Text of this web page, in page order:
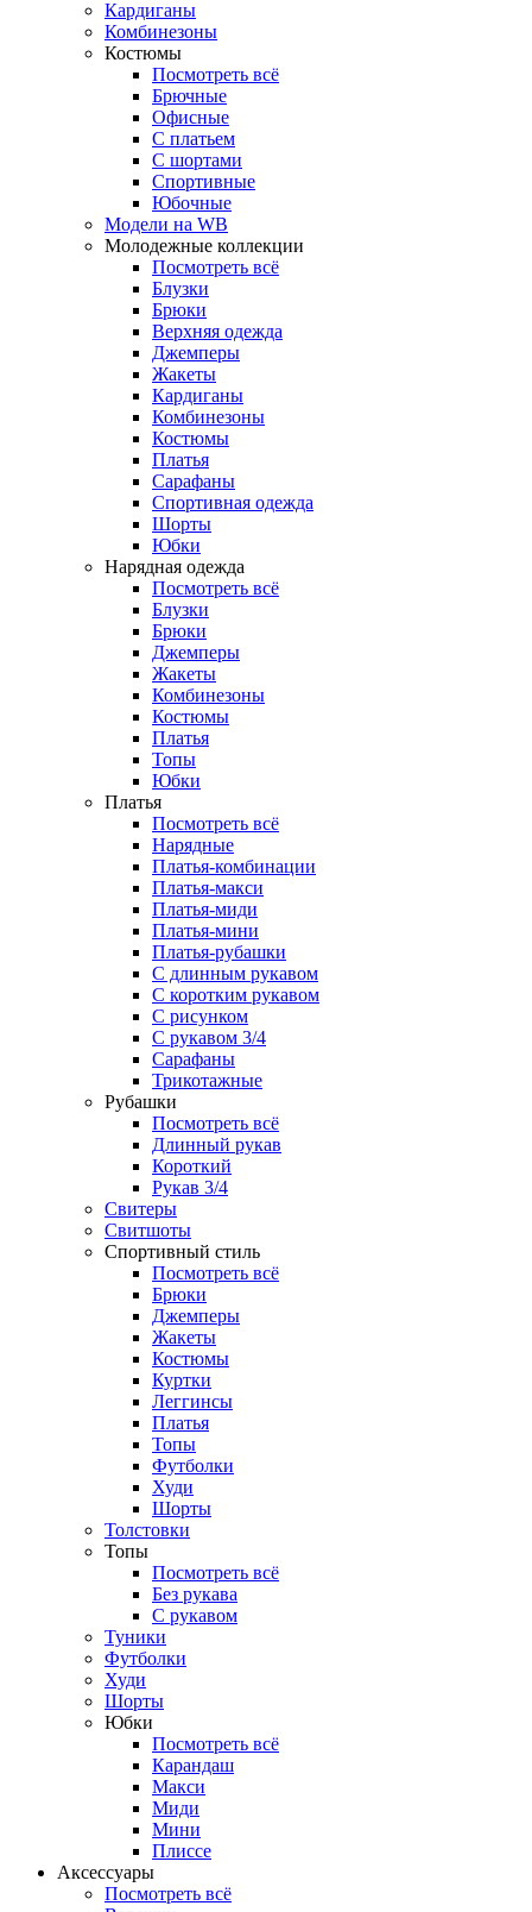
Кардиганы
Комбинезоны
Костюмы
Посмотреть всё
Брючные
Офисные
С платьем
С шортами
Спортивные
Юбочные
Модели на WB
Молодежные коллекции
Посмотреть всё
Блузки
Брюки
Верхняя одежда
Джемперы
Жакеты
Кардиганы
Комбинезоны
Костюмы
Платья
Сарафаны
Спортивная одежда
Шорты
Юбки
Нарядная одежда
Посмотреть всё
Блузки
Брюки
Джемперы
Жакеты
Комбинезоны
Костюмы
Платья
Топы
Юбки
Платья
Посмотреть всё
Нарядные
Платья-комбинации
Платья-макси
Платья-миди
Платья-мини
Платья-рубашки
С длинным рукавом
С коротким рукавом
С рисунком
С рукавом 3/4
Сарафаны
Трикотажные
Рубашки
Посмотреть всё
Длинный рукав
Короткий
Рукав 3/4
Свитеры
Свитшоты
Спортивный стиль
Посмотреть всё
Брюки
Джемперы
Жакеты
Костюмы
Куртки
Леггинсы
Платья
Топы
Футболки
Худи
Шорты
Толстовки
Топы
Посмотреть всё
Без рукава
С рукавом
Туники
Футболки
Худи
Шорты
Юбки
Посмотреть всё
Карандаш
Макси
Миди
Мини
Плиссе
Аксессуары
Посмотреть всё